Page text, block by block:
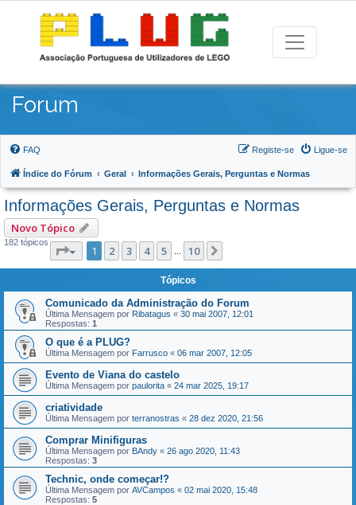
Forum
FAQ Ligue-se
Registe-se
Índice do Fórum Geral Informações Gerais, Perguntas e Normas
Informações Gerais, Perguntas e Normas
Novo Tópico
182 tópicos
Página 1de
1 2 3 4 5 10
Tópicos
Comunicado da Administração do Forum
Última Mensagem por Ribatagus « 30 mai 2007, 12:01
Respostas: 1
O que é a PLUG?
Última Mensagem por Farrusco « 06 mar 2007, 12:05
Evento de Viana do castelo
Última Mensagem por paulorita « 24 mar 2025, 19:17
criatividade
Última Mensagem por terranostras « 28 dez 2020, 21:56
Comprar Minifiguras
Última Mensagem por BAndy « 26 ago 2020, 11:43
Respostas: 3
Technic, onde começar!?
Última Mensagem por AVCampos « 02 mai 2020, 15:48
Respostas: 5